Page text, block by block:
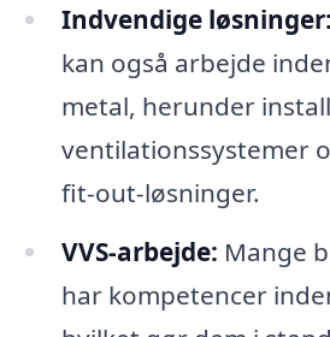
Indvendige løsninger:
kan også arbejde
metal, herunder
ventilationssystemer
fit-out-løsninger.
VVS-arbejde: Mange
har kompetencer